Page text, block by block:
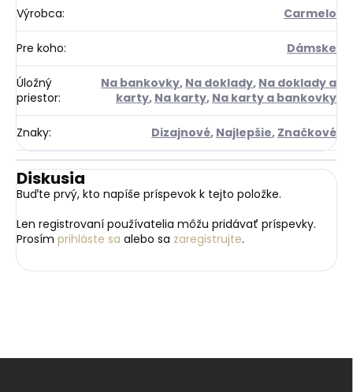
Výrobca: Carmelo
Pre koho: Dámske
Úložný
priestor:
Na bankovky, Na doklady, Na doklady a
karty, Na karty, Na karty a bankovky
Znaky: Dizajnové, Najlepšie, Značkové
Diskusia
Buďte prvý, kto napíše príspevok k tejto položke.
Len registrovaní používatelia môžu pridávať príspevky.
Prosím prihláste sa alebo sa zaregistrujte.